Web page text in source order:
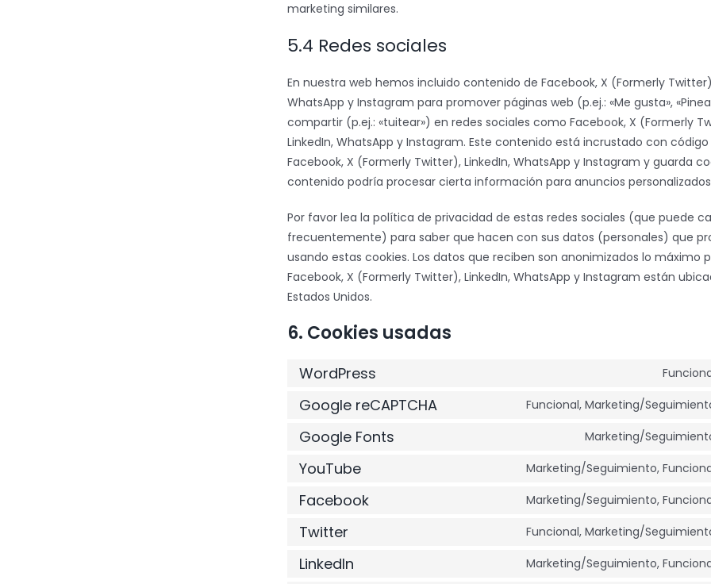
marketing similares.
5.4 Redes sociales
En nuestra web hemos incluido contenido de Facebook, X (Formerly
WhatsApp y Instagram para promover páginas web (p.ej.: «Me gusta»,
compartir (p.ej.: «tuitear») en redes sociales como Facebook, X (Formerly
LinkedIn, WhatsApp y Instagram. Este contenido está incrustado con
Facebook, X (Formerly Twitter), LinkedIn, WhatsApp y Instagram y guarda
contenido podría procesar cierta información para anuncios
Por favor lea la política de privacidad de estas redes sociales (que puede
frecuentemente) para saber que hacen con sus datos (personales) que
usando estas cookies. Los datos que reciben son anonimizados lo máximo
Facebook, X (Formerly Twitter), LinkedIn, WhatsApp y Instagram están
Estados Unidos.
6. Cookies usadas
WordPress
Google reCAPTCHA Funcional, Marketing/
Google Fonts Marketing/
YouTube Marketing/Seguimiento,
Facebook Marketing/Seguimiento,
Twitter Funcional, Marketing/
LinkedIn Marketing/Seguimiento,